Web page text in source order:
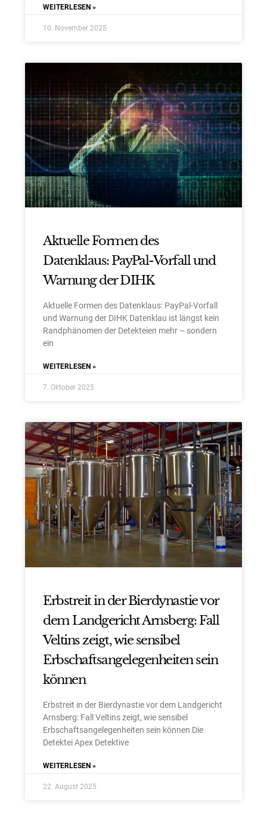
WEITERLESEN »
10. November 2025
Aktuelle Formen des
Datenklaus: PayPal-Vorfall und
Warnung der DIHK
Aktuelle Formen des Datenklaus: PayPal-Vorfall
und Warnung der DIHK Datenklau ist längst kein
Randphänomen der Detekteien mehr – sondern
ein
WEITERLESEN »
7. Oktober 2025
Erbstreit in der Bierdynastie vor
dem Landgericht Arnsberg: Fall
Veltins zeigt, wie sensibel
Erbschaftsangelegenheiten sein
können
Erbstreit in der Bierdynastie vor dem Landgericht
Arnsberg: Fall Veltins zeigt, wie sensibel
Erbschaftsangelegenheiten sein können Die
Detektei Apex Detektive
WEITERLESEN »
22. August 2025